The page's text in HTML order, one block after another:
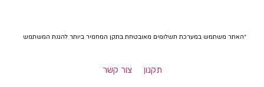
*האתר משתמש במערכת תשלומים מאובטחת בתקן המחמיר ביותר להגנת המשתמש
תקנון צור קשר